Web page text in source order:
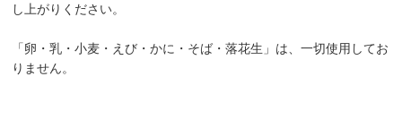
し上がりください。
「卵・乳・小麦・えび・かに・そば・落花生」は、一切使用してお
りません。